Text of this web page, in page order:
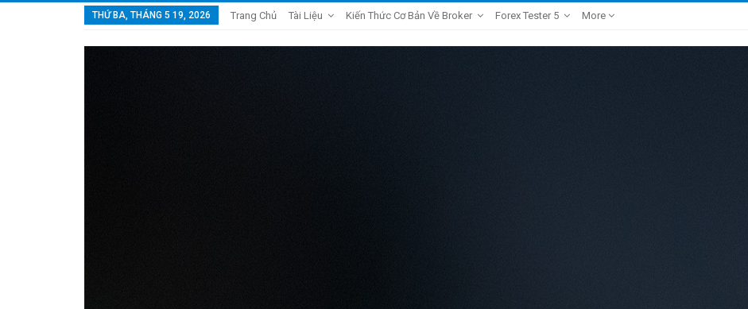
THỨ BA, THÁNG 5 19, 2026 Trang Chủ Tài Liệu Kiến Thức Cơ Bản Về Broker Forex Tester 5 More